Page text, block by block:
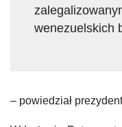
wenezuelskich
– powiedział